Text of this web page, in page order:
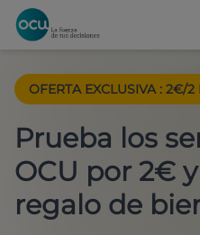
OFERTA EXCLUSIVA : 2€/2
Prueba los
OCU por 2€
regalo de